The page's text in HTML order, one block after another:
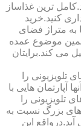
ترین غذاساز
تومان خریداری کنید.خرید
متراژ فضای
موضوع عمده
می کند.برایتان
تلویزیونی را
آپارتمان هایی با
تلویزیونی را
بزرگ نسبت به
این